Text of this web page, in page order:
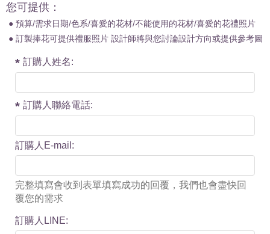
您可提供：
● 預算/需求日期/色系/喜愛的花材/不能使用的花材/喜愛的花禮照片
● 訂製捧花可提供禮服照片 設計師將與您討論設計方向或提供參考圖
訂購人姓名:
訂購人聯絡電話:
訂購人E-mail:
完整填寫會收到表單填寫成功的回覆，我們也會盡快回
覆您的需求
訂購人LINE: